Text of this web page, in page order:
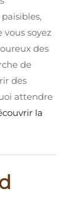
soyez
des
de
des
attendre
la